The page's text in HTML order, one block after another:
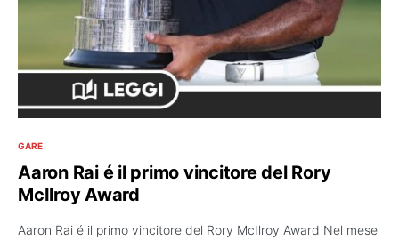
GARE
Aaron Rai é il primo vincitore del Rory
McIlroy Award
Aaron Rai é il primo vincitore del Rory McIlroy Award Nel mese